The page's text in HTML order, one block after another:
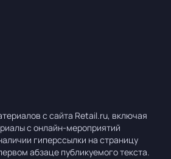
с сайта Retail.ru, включая
с онлайн-мероприятий
гиперссылки на страницу
абзаце публикуемого текста.